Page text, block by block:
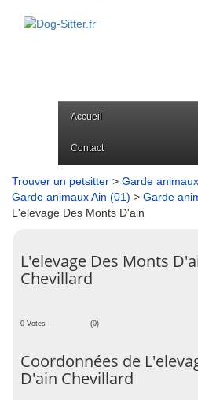
Accueil
Contact
Trouver un petsitter > Garde
Garde animaux Ain (01) > Garde
L'elevage Des Monts D'ain
L'elevage Des Monts
Chevillard
0 Votes (0)
Coordonnées de
D'ain Chevillard